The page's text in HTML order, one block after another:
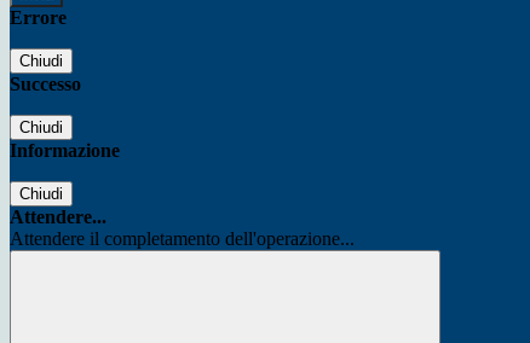
Errore
Chiudi
Successo
Chiudi
Informazione
Chiudi
Attendere...
Attendere il completamento dell'operazione...